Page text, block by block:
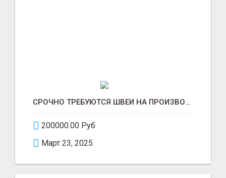
СРОЧНО ТРЕБУЮТСЯ ШВЕИ НА ПРОИЗВОДСТВО
200000.00 Руб
Март 23, 2025